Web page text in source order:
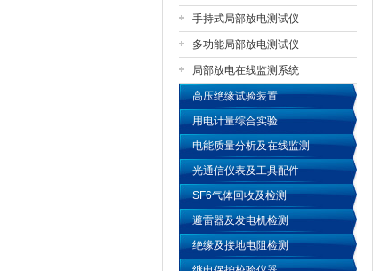
手持式局部放电测试仪
多功能局部放电测试仪
局部放电在线监测系统
高压绝缘试验装置
用电计量综合实验
电能质量分析及在线监测
光通信仪表及工具配件
SF6气体回收及检测
避雷器及发电机检测
绝缘及接地电阻检测